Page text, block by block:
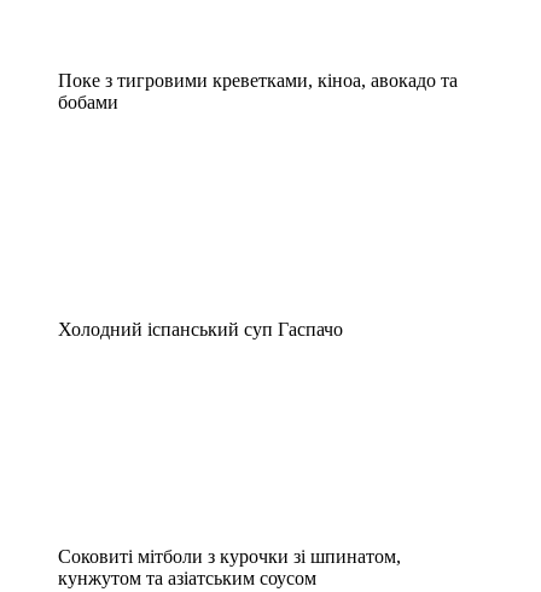
Поке з тигровими креветками, кіноа, авокадо та
бобами
Холодний іспанський суп Гаспачо
Соковиті мітболи з курочки зі шпинатом,
кунжутом та азіатським соусом